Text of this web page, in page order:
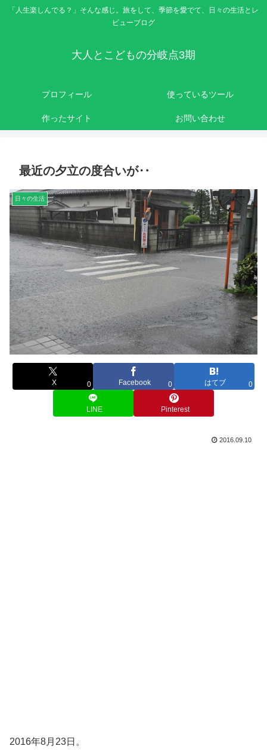
「人生楽しんでる？」そんな感じ。旅をして、季節を愛でて、日々の生活とレ
ビューブログ
大人とこどもの分岐点3期
プロフィール 使っているツール
作ったサイト お問い合わせ
最近の夕立の度合いが‥
日々の生活
X 0 Facebook 0 はてブ 0
LINE Pinterest
2016.09.10
2016年8月23日。